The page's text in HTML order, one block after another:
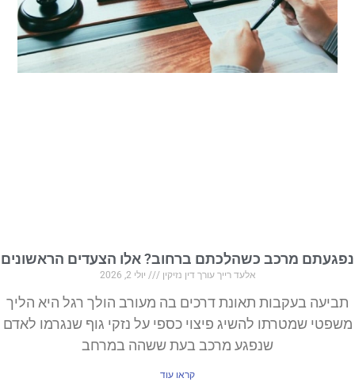
נפגעתם מרכב כשהלכתם ברחוב? אלו הצעדים הראשונים
אלעד רייך עורך דין נזיקין יולי 2, 2026
תביעה בעקבות תאונת דרכים בה מעורב הולך רגל היא הליך
משפטי שמטרתו להשיג פיצוי כספי על נזקי גוף שנגרמו לאדם
שנפגע מרכב בעת ששהה במרחב
קראו עוד